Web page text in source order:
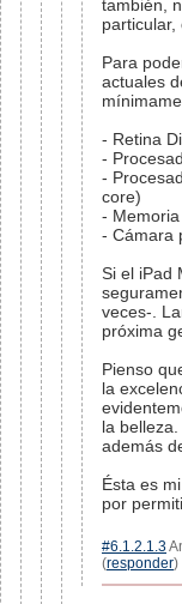
también,
particular,
Para
actuales
- Retina
-
-
core)
-
- Cámara
Si el iPad
veces-.
próxima
Pienso
la
la
además
Ésta es
por
#6.1.2.1.3
(responder)